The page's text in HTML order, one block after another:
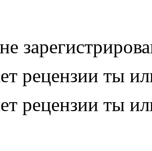
рецензии ты
рецензии ты